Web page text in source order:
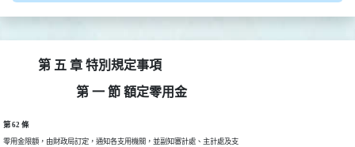
第 五 章 特別規定事項
第 一 節 額定零用金
第 62 條
零用金限額，由財政局訂定，通知各支用機關，並副知審計處、主計處及支